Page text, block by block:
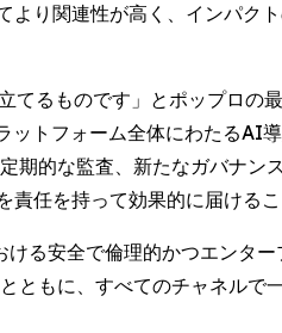
り関連性が高く、インパク
てるものです」とポップロの
トフォーム全体にわたるAI
期的な監査、新たなガバナン
任を持って効果的に届けるこ
る安全で倫理的かつエンタ
ともに、すべてのチャネルで